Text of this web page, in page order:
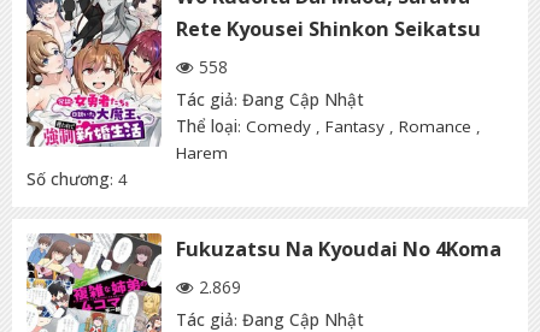
Rete Kyousei Shinkon Seikatsu
558
Tác giả: Đang Cập Nhật
Thể loại: Comedy , Fantasy , Romance ,
Harem
Số chương: 4
Fukuzatsu Na Kyoudai No 4Koma
2.869
Tác giả: Đang Cập Nhật